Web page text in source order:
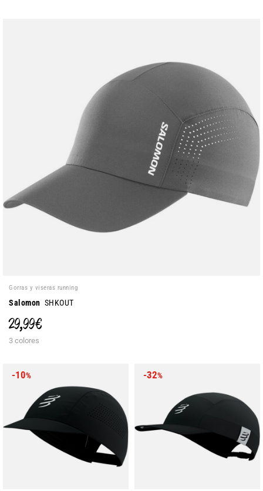
Gorras y viseras running
Salomon SHKOUT
29,99 €
3 colores
-10% -32%